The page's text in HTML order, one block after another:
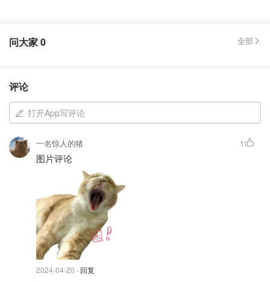
问大家0 全部
评论
打开App写评论
一名惊人的猪
图片评论
2024-04-20 · 回复
1